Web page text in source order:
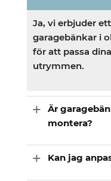
Ja, vi erbjuder
garagebänkar i
för att passa
utrymmen.
Är
montera?
Kan jag